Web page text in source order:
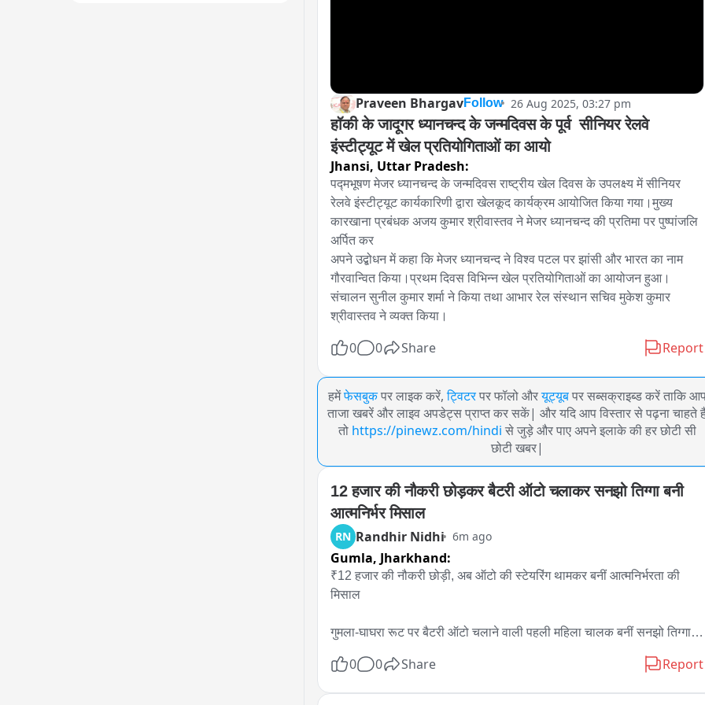
Praveen BhargavFollow 26 Aug 2025, 03:27 pm
हॉकी के जादूगर ध्यानचन्द के जन्मदिवस के पूर्व  सीनियर रेलवे
इंस्टीट्यूट में खेल प्रतियोगिताओं का आयो
Jhansi, Uttar Pradesh:
पद्मभूषण मेजर ध्यानचन्द के जन्मदिवस राष्ट्रीय खेल दिवस के उपलक्ष्य में सीनियर
रेलवे इंस्टीट्यूट कार्यकारिणी द्वारा खेलकूद कार्यक्रम आयोजित किया गया।मुख्य
कारखाना प्रबंधक अजय कुमार श्रीवास्तव ने मेजर ध्यानचन्द की प्रतिमा पर पुष्पांजलि
अर्पित कर
अपने उद्बोधन में कहा कि मेजर ध्यानचन्द ने विश्व पटल पर झांसी और भारत का नाम
गौरवान्वित किया।प्रथम दिवस विभिन्न खेल प्रतियोगिताओं का आयोजन हुआ।
संचालन सुनील कुमार शर्मा ने किया तथा आभार रेल संस्थान सचिव मुकेश कुमार
श्रीवास्तव ने व्यक्त किया।
0 0 Share Report
हमेंफेसबुक पर लाइक करें, ट्विटर पर फॉलो औरयूट्यूब पर सब्सक्राइब्ड करें ताकि
ताजा खबरें और लाइव अपडेट्स प्राप्त कर सकें| और यदि आप विस्तार से पढ़ना चाहते
तो https://pinewz.com/hindi से जुड़े और पाए अपने इलाके की हर छोटी सी
छोटी खबर|
12 हजार की नौकरी छोड़कर बैटरी ऑटो चलाकर सनझो तिग्गा बनी
आत्मनिर्भर मिसाल
RN Randhir Nidhi 6m ago
Gumla, Jharkhand:
₹12 हजार की नौकरी छोड़ी, अब ऑटो की स्टेयरिंग थामकर बनीं आत्मनिर्भरता की
मिसाल
गुमला-घाघरा रूट पर बैटरी ऑटो चलाने वाली पहली महिला चालक बनीं सनझो तिग्गा,
0 0 Share Report